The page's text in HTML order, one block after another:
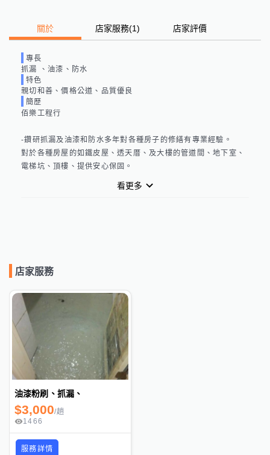
關於 店家服務(1) 店家評價
專長
抓漏 、油漆、防水
特色
親切和善、價格公道、品質優良
簡歷
佰樂工程行
-鑽研抓漏及油漆和防水多年對各種房子的修繕有專業經驗。
對於各種房屋的如鐵皮屋、透天厝、及大樓的管道間、地下室、
看更多
店家服務
油漆粉刷、抓漏、
$3,000/趟
1466
服務詳情